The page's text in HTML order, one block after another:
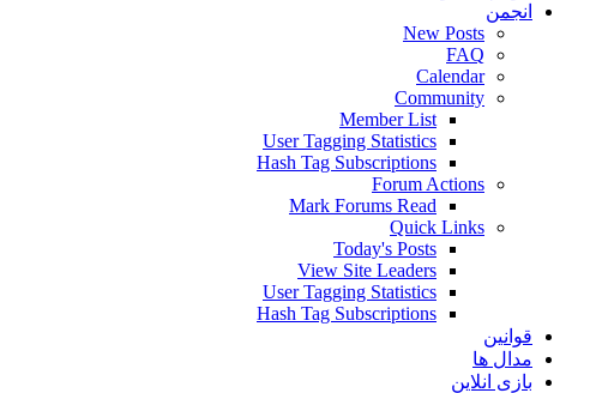
انجمن
New Posts
FAQ
Calendar
Community
Member List
User Tagging Statistics
Hash Tag Subscriptions
Forum Actions
Mark Forums Read
Quick Links
Today's Posts
View Site Leaders
User Tagging Statistics
Hash Tag Subscriptions
قوانین
مدال ها
بازی انلاین